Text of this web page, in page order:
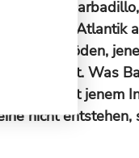
als
und Atlantik
Böden,
schenkt. Was
mit jenem
nicht entstehen,